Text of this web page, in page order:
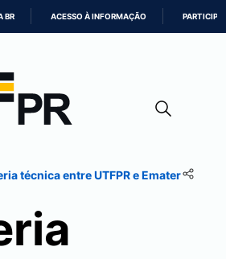
CONTEÚDO
BR ACESSO À INFORMAÇÃO PARTICIPE
técnica entre UTFPR e Emater